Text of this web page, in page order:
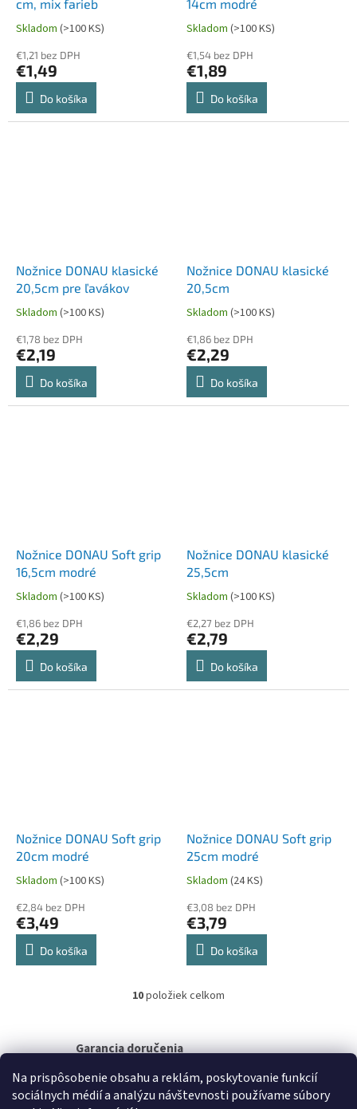
Na prispôsobenie obsahu a reklám, poskytovanie funkcií
sociálnych médií a analýzu návštevnosti používame súbory
cm, mix farieb
Skladom (>100 KS)
€1,21 bez DPH
€1,49
Do košíka
14cm modré
Skladom (>100 KS)
€1,54 bez DPH
€1,89
Do košíka
Nožnice DONAU klasické
20,5cm pre ľavákov
Skladom (>100 KS)
€1,78 bez DPH
€2,19
Do košíka
Nožnice DONAU klasické
20,5cm
Skladom (>100 KS)
€1,86 bez DPH
€2,29
Do košíka
Nožnice DONAU Soft grip
16,5cm modré
Skladom (>100 KS)
€1,86 bez DPH
€2,29
Do košíka
Nožnice DONAU klasické
25,5cm
Skladom (>100 KS)
€2,27 bez DPH
€2,79
Do košíka
Nožnice DONAU Soft grip
20cm modré
Skladom (>100 KS)
€2,84 bez DPH
€3,49
Do košíka
Nožnice DONAU Soft grip
25cm modré
Skladom (24 KS)
€3,08 bez DPH
€3,79
Do košíka
O
á
a
c
10položiek celkom
Garancia doručenia